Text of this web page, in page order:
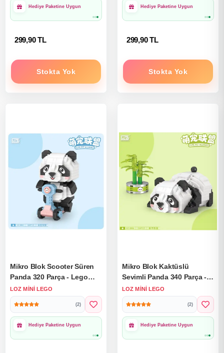
1000₺ Üzeri Ücretsiz
Kargo
299,90 TL
Stokta Yok
1000₺ Üzeri Ücretsiz
Kargo
299,90 TL
Stokta Yok
Mikro Blok Scooter Süren
Panda 320 Parça - Lego
Setleri - Loz Mini Lego -
Hayvan Lego - Loz Lego -
Mikro Bloklar
LOZ MINI LEGO
(2)
1000₺ Üzeri Ücretsiz
Kargo
Mikro Blok Kaktüslü
Sevimli Panda 340 Parça -
Lego Setleri - Loz Mini
Lego - Hayvan Lego - Loz
Lego - Mikro Bloklar
LOZ MINI LEGO
(2)
1000₺ Üzeri Ücretsiz
Kargo